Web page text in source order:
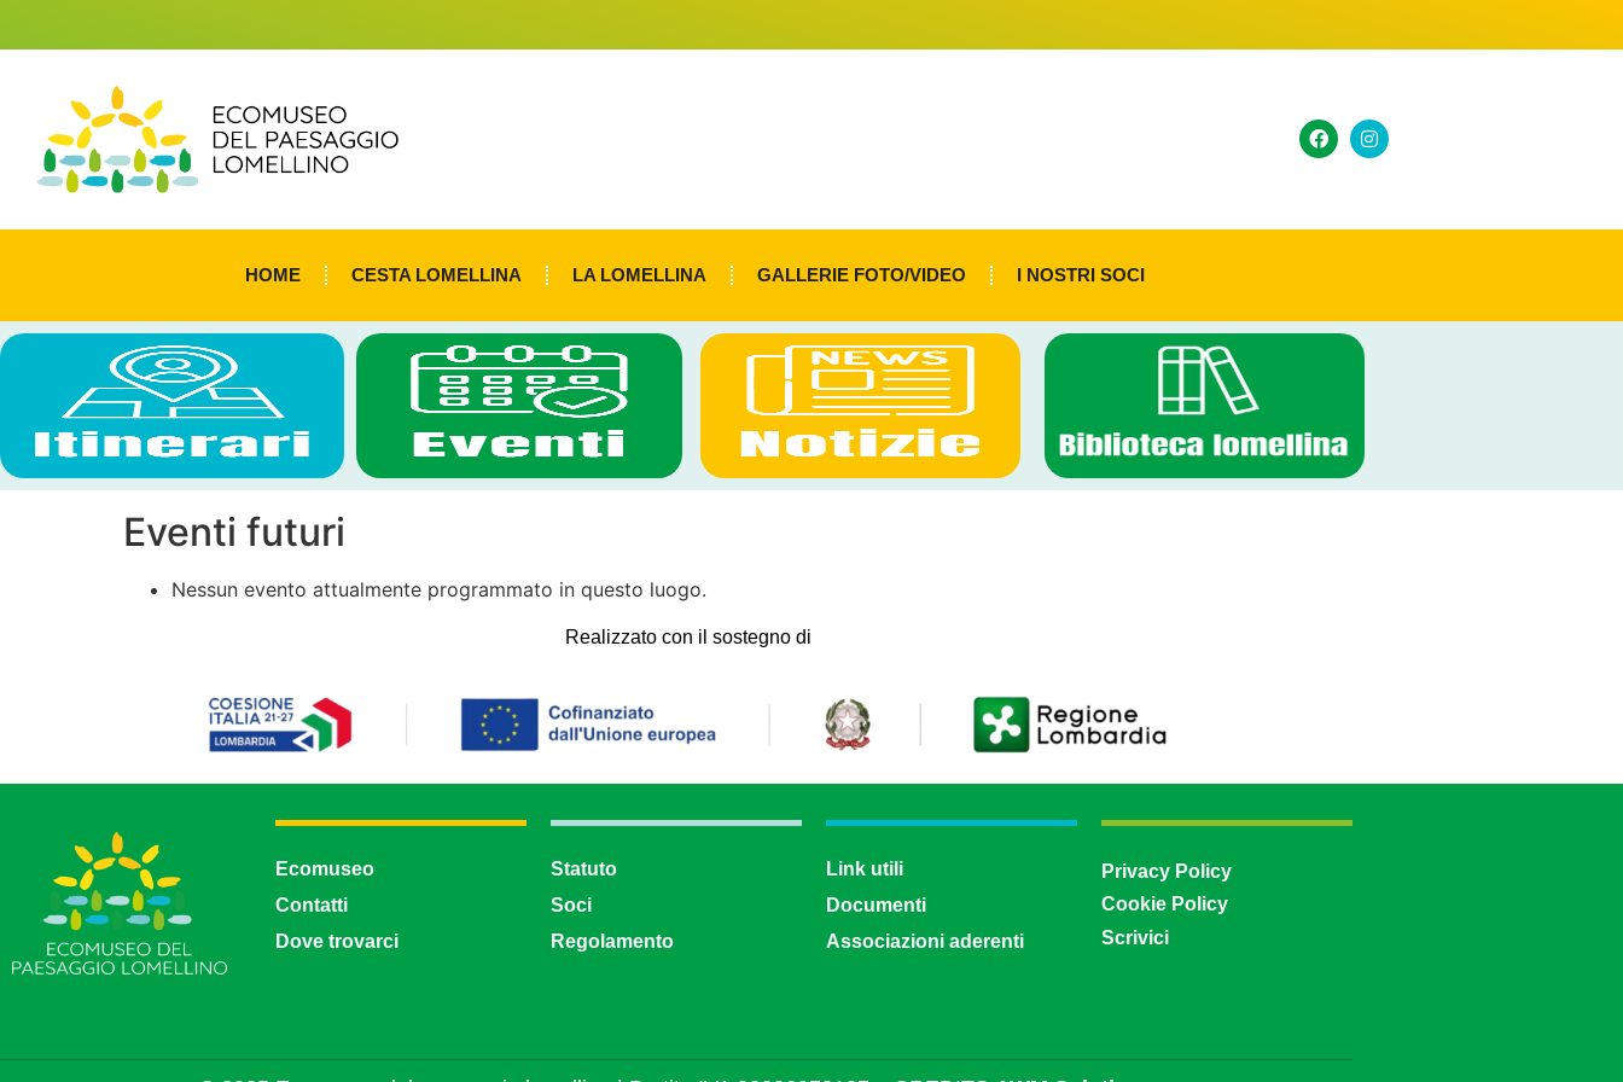
HOME CESTA LOMELLINA LA LOMELLINA GALLERIE FOTO/VIDEO I NOSTRI SOCI
Eventi futuri
Nessun evento attualmente programmato in questo luogo.
Realizzato con il sostegno di
Ecomuseo
Contatti
Dove trovarci
Statuto
Soci
Regolamento
Link utili
Documenti
Associazioni aderenti
Privacy Policy
Cookie Policy
Scrivici